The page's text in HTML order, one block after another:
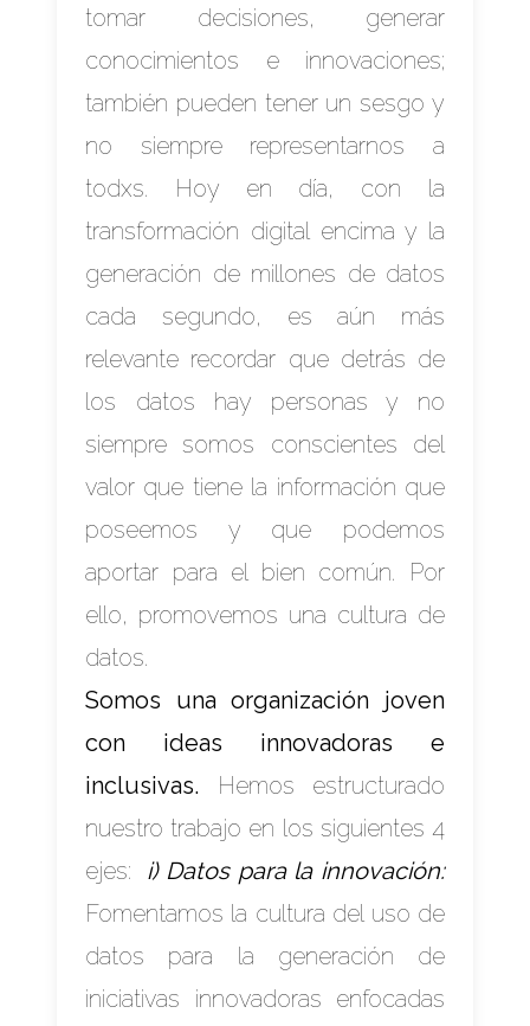
tomar decisiones, generar
conocimientos e innovaciones;
también pueden tener un sesgo y
no siempre representarnos a
todxs. Hoy en día, con la
transformación digital encima y la
generación de millones de datos
cada segundo, es aún más
relevante recordar que detrás de
los datos hay personas y no
siempre somos conscientes del
valor que tiene la información que
poseemos y que podemos
aportar para el bien común. Por
ello, promovemos una cultura de
datos.
Somos una organización joven
con ideas innovadoras e
inclusivas.
Hemos estructurado
nuestro trabajo en los siguientes 4
ejes: i) Datos para la innovación:
Fomentamos la cultura del uso de
datos para la generación de
iniciativas innovadoras enfocadas